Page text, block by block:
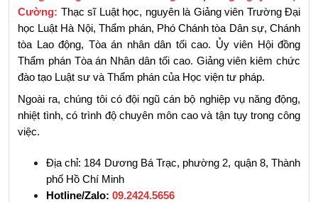
Cường: Thạc sĩ Luật học, nguyên là Giảng viên Trường Đại
học Luật Hà Nội, Thẩm phán, Phó Chánh tòa Dân sự, Chánh
tòa Lao động, Tòa án nhân dân tối cao. Ủy viên Hội đồng
Thẩm phán Tòa án Nhân dân tối cao. Giảng viên kiêm chức
đào tạo Luật sư và Thẩm phán của Học viện tư pháp.
Ngoài ra, chúng tôi có đội ngũ cán bộ nghiệp vụ năng động,
nhiệt tình, có trình độ chuyên môn cao và tận tụy trong công
việc.
Địa chỉ: 184 Dương Bá Trạc, phường 2, quận 8, Thành
phố Hồ Chí Minh
Hotline/Zalo: 09.2424.5656